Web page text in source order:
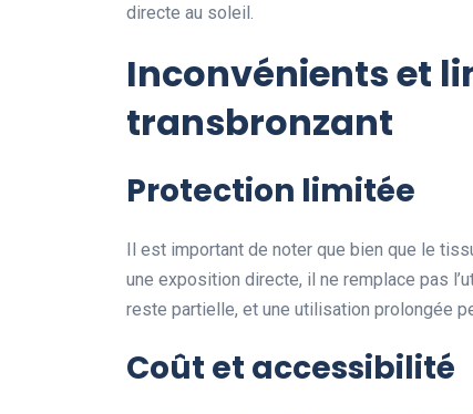
directe au soleil.
Inconvénients et
transbronzant
Protection limitée
Il est important de noter que bien que le
une exposition directe, il ne remplace pas
reste partielle, et une utilisation prolongée
Coût et accessibilité